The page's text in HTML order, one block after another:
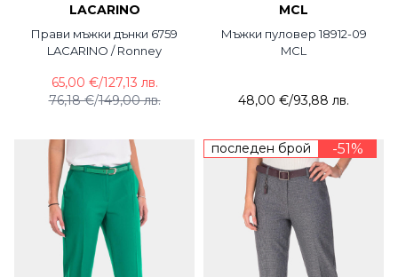
LACARINO
Прави мъжки дънки 6759
LACARINO / Ronney
76,18 €/149,00 лв.
65,00 €/127,13 лв.
MCL
Мъжки пуловер 18912-09
MCL
48,00 €/93,88 лв.
последен брой -51%